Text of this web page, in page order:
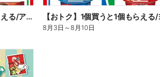
【おトク】1個買うと1個もらえる/アイス
8月3日 ～8月10日